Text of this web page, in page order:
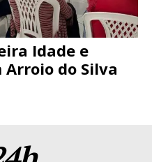
Idade e
Arroio do Silva